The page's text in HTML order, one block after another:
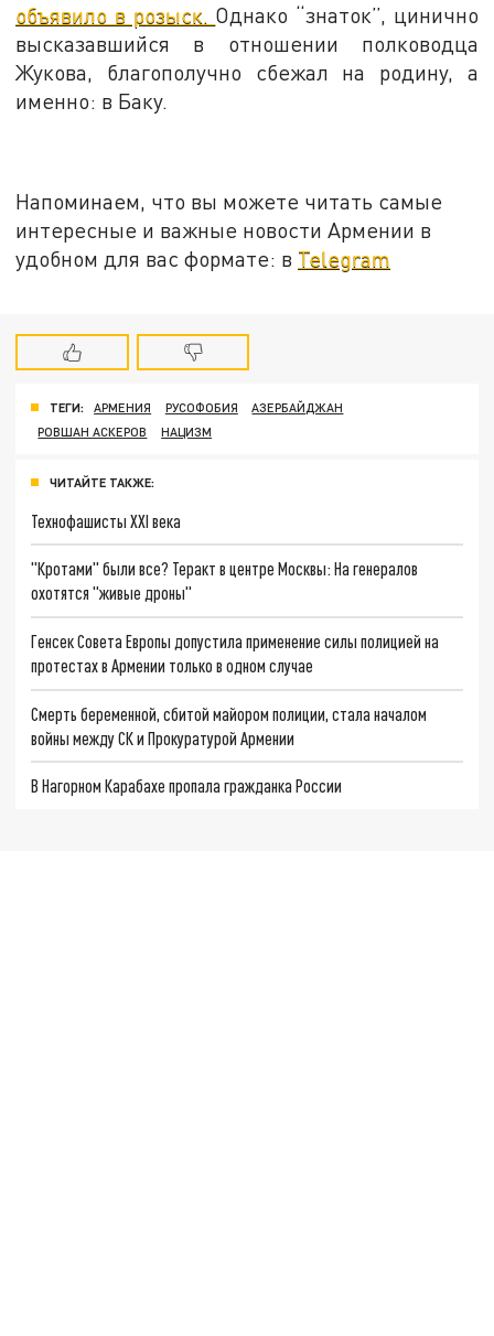
объявило в розыск. Однако “знаток”, цинично
высказавшийся в отношении полководца
Жукова, благополучно сбежал на родину, а
именно: в Баку.
Напоминаем, что вы можете читать самые
интересные и важные новости Армении в
удобном для вас формате: в Telegram
ТЕГИ: АРМЕНИЯ РУСОФОБИЯ
АЗЕРБАЙДЖАН
РОВШАН АСКЕРОВ
НАЦИЗМ
ЧИТАЙТЕ ТАКЖЕ:
Технофашисты XXI века
"Кротами" были все? Теракт в центре Москвы: На генералов
охотятся "живые дроны"
Генсек Совета Европы допустила применение силы полицией на
протестах в Армении только в одном случае
Смерть беременной, сбитой майором полиции, стала началом
войны между СК и Прокуратурой Армении
В Нагорном Карабахе пропала гражданка России